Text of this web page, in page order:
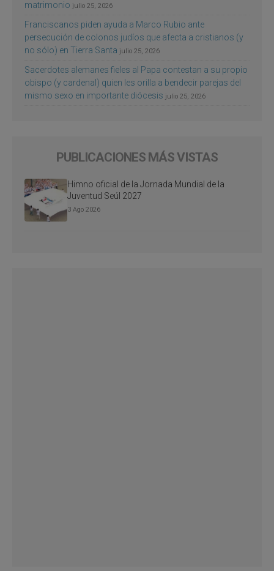
matrimonio julio 25, 2026
Franciscanos piden ayuda a Marco Rubio ante
persecución de colonos judíos que afecta a cristianos (y
no sólo) en Tierra Santa julio 25, 2026
Sacerdotes alemanes fieles al Papa contestan a su propio
obispo (y cardenal) quien les orilla a bendecir parejas del
mismo sexo en importante diócesis julio 25, 2026
PUBLICACIONES MÁS VISTAS
Himno oficial de la Jornada Mundial de la
Juventud Seúl 2027
3 Ago 2026